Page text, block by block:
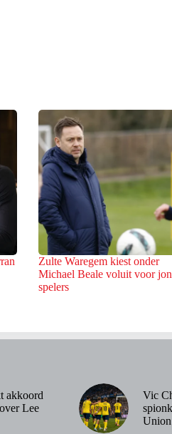
Zulte Waregem kiest onder
Michael Beale voluit voor
spelers
akkoord
Lee
Vic
Union